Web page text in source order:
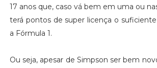
17 anos que, caso vá bem em uma ou
terá pontos de super licença o
a Fórmula 1.
Ou seja, apesar de Simpson ser bem